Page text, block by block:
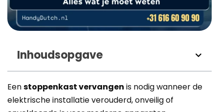
Inhoudsopgave
Eenstoppenkast vervangen is nodig wanneer de
elektrische installatie verouderd, onveilig of